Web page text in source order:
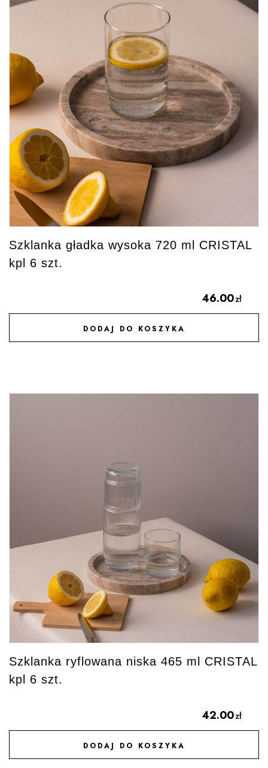
Szklanka gładka wysoka 720 ml CRISTAL
kpl 6 szt.
46.00zł
DODAJ DO KOSZYKA
DODAJ DO ULUBIONYCH
Szklanka ryflowana niska 465 ml CRISTAL
kpl 6 szt.
42.00zł
DODAJ DO KOSZYKA
DODAJ DO ULUBIONYCH